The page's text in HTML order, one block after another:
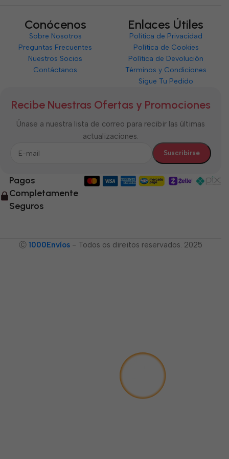
Conócenos
Sobre Nosotros
Preguntas Frecuentes
Nuestros Socios
Contáctanos
Enlaces Útiles
Política de Privacidad
Política de Cookies
Política de Devolución
Términos y Condiciones
Sigue Tu Pedido
Recibe Nuestras Ofertas y Promociones
Únase a nuestra lista de correo para recibir las últimas
actualizaciones.
Pagos
Completamente
Seguros
Ⓒ 1000Envíos - Todos os direitos reservados. 2025